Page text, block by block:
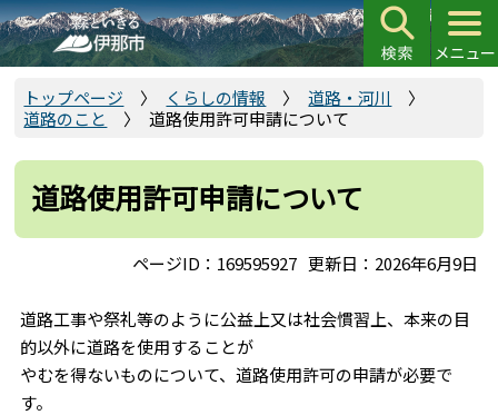
こ
の
ペ
で
トップページ くらしの情報
道路・河川
道路のこと
道路使用許可申請について
道路使用許可申請について
ページID：169595927 更新日：2026年6月9日
道路工事や祭礼等のように公益上又は社会慣習上、本来の目
的以外に道路を使用することが
やむを得ないものについて、道路使用許可の申請が必要で
す。